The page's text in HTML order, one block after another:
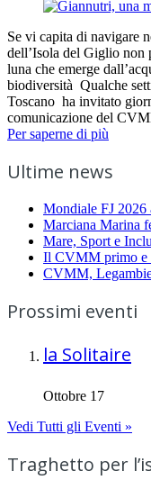
Se vi capita di navigare
dell’Isola del Giglio non
luna che emerge
biodiversità Qualche
Toscano ha invitato
comunicazione del
Per saperne di più
Ultime news
Mondiale FJ 2026
Marciana Marina
Mare, Sport e
Il CVMM primo e
CVMM,
Prossimi eventi
la Solitaire
Ottobre 17
Vedi Tutti gli Eventi »
Traghetto per